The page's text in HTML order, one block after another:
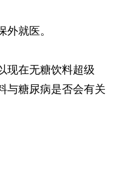
就医。
现在无糖饮料超级
与糖尿病是否会有关